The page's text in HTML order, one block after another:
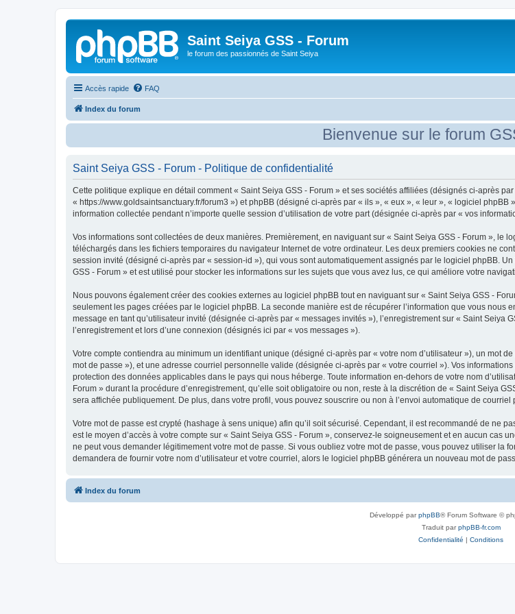
Saint Seiya GSS - Forum
le forum des passionnés de Saint Seiya
Accès rapide FAQ
Index du forum
Bienvenue sur le forum GSS
Saint Seiya GSS - Forum - Politique de confidentialité
Cette politique explique en détail comment « Saint Seiya GSS - Forum » et ses sociétés affiliées (désignés ci-après
« https://www.goldsaintsanctuary.fr/forum3 ») et phpBB (désigné ci-après par « ils », « eux », « leur », « logiciel
information collectée pendant n’importe quelle session d’utilisation de votre part (désignée ci-après par « vos
Vos informations sont collectées de deux manières. Premièrement, en naviguant sur « Saint Seiya GSS - Forum », le
téléchargés dans les fichiers temporaires du navigateur Internet de votre ordinateur. Les deux premiers cookies ne
session invité (désigné ci-après par « session-id »), qui vous sont automatiquement assignés par le logiciel phpBB.
GSS - Forum » et est utilisé pour stocker les informations sur les sujets que vous avez lus, ce qui améliore votre
Nous pouvons également créer des cookies externes au logiciel phpBB tout en naviguant sur « Saint Seiya GSS -
seulement les pages créées par le logiciel phpBB. La seconde manière est de récupérer l’information que vous nous
message en tant qu’utilisateur invité (désignée ci-après par « messages invités »), l’enregistrement sur « Saint
l’enregistrement et lors d’une connexion (désignés ici par « vos messages »).
Votre compte contiendra au minimum un identifiant unique (désigné ci-après par « votre nom d’utilisateur »), un mot
mot de passe »), et une adresse courriel personnelle valide (désignée ci-après par « votre courriel »). Vos
protection des données applicables dans le pays qui nous héberge. Toute information en-dehors de votre nom
Forum » durant la procédure d’enregistrement, qu’elle soit obligatoire ou non, reste à la discrétion de « Saint Seiya
sera affichée publiquement. De plus, dans votre profil, vous pouvez souscrire ou non à l’envoi automatique de courriel
Votre mot de passe est crypté (hashage à sens unique) afin qu’il soit sécurisé. Cependant, il est recommandé de ne
est le moyen d’accès à votre compte sur « Saint Seiya GSS - Forum », conservez-le soigneusement et en aucun cas
ne peut vous demander légitimement votre mot de passe. Si vous oubliez votre mot de passe, vous pouvez utiliser la
demandera de fournir votre nom d’utilisateur et votre courriel, alors le logiciel phpBB générera un nouveau mot de
Index du forum
Développé parphpBB® Forum Software ©
Traduit parphpBB-fr.com
Confidentialité | Conditions